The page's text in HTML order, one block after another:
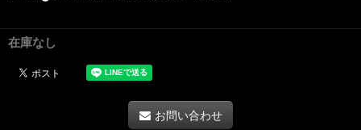
在庫なし
お問い合わせ